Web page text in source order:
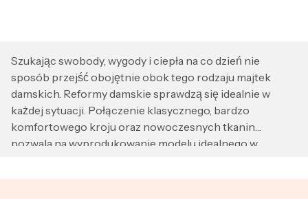
Szukając swobody, wygody i ciepła na co dzień nie
sposób przejść obojętnie obok tego rodzaju majtek
damskich. Reformy damskie sprawdzą się idealnie w
każdej sytuacji. Połączenie klasycznego, bardzo
komfortowego kroju oraz nowoczesnych tkanin
pozwala na wyprodukowanie modelu idealnego w
szyte są na wzór przypominający spodenki damskie.